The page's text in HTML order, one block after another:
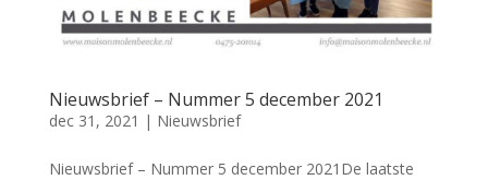
Nieuwsbrief – Nummer 5 december 2021
dec 31, 2021 | Nieuwsbrief
Nieuwsbrief – Nummer 5 december 2021De laatste